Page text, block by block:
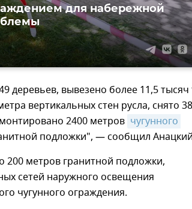
для набережной
деревьев, вывезено более 11,5 тысяч
вертикальных стен русла, снято
2400 метров чугунного
подложки", — сообщил
200 метров гранитной подложки,
сетей наружного освещения
чугунного ограждения.